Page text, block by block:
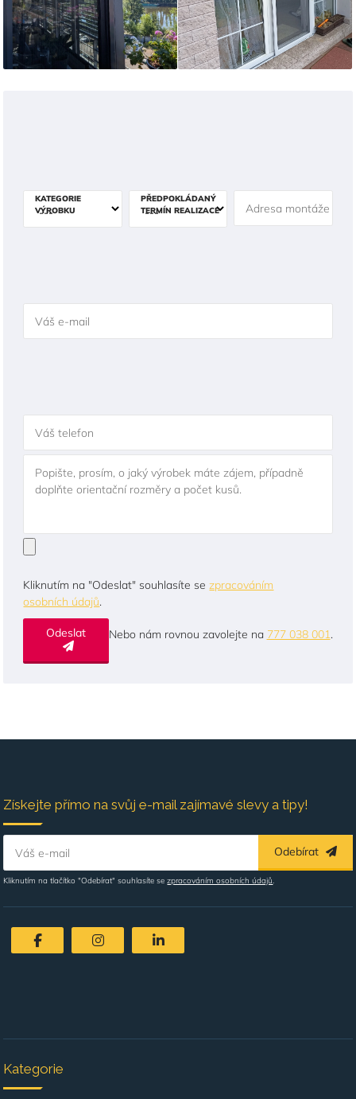
KATEGORIE
VÝROBKU
PŘEDPOKLÁDANÝ
TERMÍN REALIZACE
Adresa montáže
Váš e-mail
Váš telefon
Popište, prosím, o jaký výrobek máte zájem, případně
doplňte orientační rozměry a počet kusů.
Kliknutím na "Odeslat" souhlasíte sezpracováním
osobních údajů.
Nebo nám rovnou zavolejte na 777 038 001.
Získejte přímo na svůj e-mail zajímavé slevy a tipy!
Váš e-mail Odebírat
Kliknutím na tlačítko "Odebírat" souhlasíte sezpracováním osobních údajů.
Kategorie